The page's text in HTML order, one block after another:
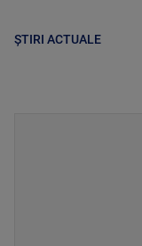
ȘTIRI ACTUALE